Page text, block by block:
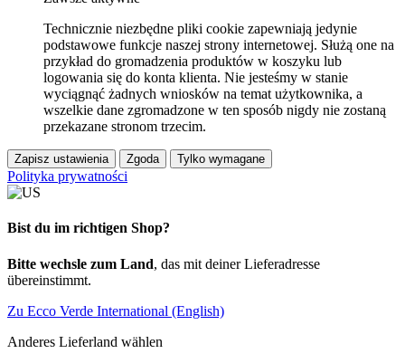
Technicznie niezbędne pliki cookie zapewniają jedynie
podstawowe funkcje naszej strony internetowej. Służą one na
przykład do gromadzenia produktów w koszyku lub
logowania się do konta klienta. Nie jesteśmy w stanie
wyciągnąć żadnych wniosków na temat użytkownika, a
wszelkie dane zgromadzone w ten sposób nigdy nie zostaną
przekazane stronom trzecim.
Zapisz ustawienia Zgoda Tylko wymagane
Polityka prywatności
Bist du im richtigen Shop?
Bitte wechsle zum Land, das mit deiner Lieferadresse
übereinstimmt.
Zu Ecco Verde International (English)
Anderes Lieferland wählen